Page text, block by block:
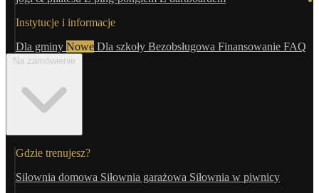
Instytucje i informacje
Dla gminy Nowe Dla szkoły Bezobsługowa Finansowanie FAQ
Na zamówienie
Gdzie trenujesz?
Siłownia domowa Siłownia garażowa Siłownia w piwnicy